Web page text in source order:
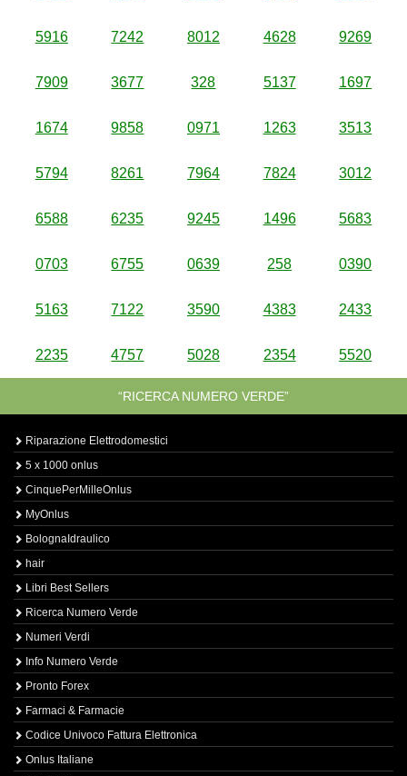
5916 7242 8012 4628 9269
7909 3677 328 5137 1697
1674 9858 0971 1263 3513
5794 8261 7964 7824 3012
6588 6235 9245 1496 5683
0703 6755 0639 258 0390
5163 7122 3590 4383 2433
2235 4757 5028 2354 5520
“RICERCA NUMERO VERDE”
Riparazione Elettrodomestici
5 x 1000 onlus
CinquePerMilleOnlus
MyOnlus
BolognaIdraulico
hair
Libri Best Sellers
Ricerca Numero Verde
Numeri Verdi
Info Numero Verde
Pronto Forex
Farmaci & Farmacie
Codice Univoco Fattura Elettronica
Onlus Italiane